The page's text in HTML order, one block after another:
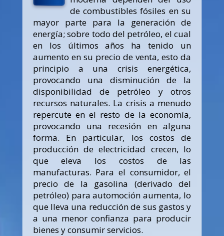
de combustibles fósiles en su
mayor parte para la generación de
energía; sobre todo del petróleo, el cual
en los últimos años ha tenido un
aumento en su precio de venta, esto da
principio a una crisis energética,
provocando una disminución de la
disponibilidad de petróleo y otros
recursos naturales. La crisis a menudo
repercute en el resto de la economía,
provocando una recesión en alguna
forma. En particular, los costos de
producción de electricidad crecen, lo
que eleva los costos de las
manufacturas. Para el consumidor, el
precio de la gasolina (derivado del
petróleo) para automoción aumenta, lo
que lleva una reducción de sus gastos y
a una menor confianza para producir
bienes y consumir servicios.